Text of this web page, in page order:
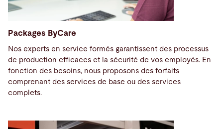
Packages ByCare
Nos experts en service formés garantissent des processus
de production efficaces et la sécurité de vos employés. En
fonction des besoins, nous proposons des forfaits
comprenant des services de base ou des services
complets.